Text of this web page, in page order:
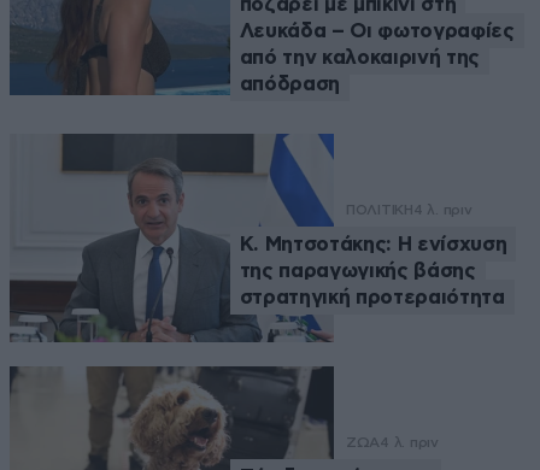
ποζάρει με μπικίνι στη
Λευκάδα – Οι φωτογραφίες
από την καλοκαιρινή της
απόδραση
ΠΟΛΙΤΙΚΗ4 λ. πριν
Κ. Μητσοτάκης: Η ενίσχυση
της παραγωγικής βάσης
στρατηγική προτεραιότητα
ΖΩΑ4 λ. πριν